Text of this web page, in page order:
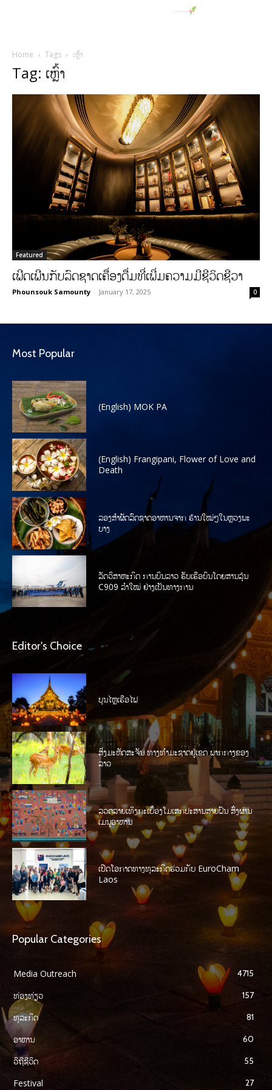
Home Tags ເຫຼົ້າ
Tag: ເຫຼົ້າ
Featured
ເພີດເພີນກັບລົດຊາດເຄື່ອງດື່ມທີ່ເພີ່ມຄວາມມີຊີວິດຊີວາ
Phounsouk Samounty - January 17, 2025 0
Most Popular
(English) MOK PA
(English) Frangipani, Flower of Love and
Death
ລອງສໍາຜັດລົດຊາດອາຫານຈາກ ຮ້ານໃໝ່ໆໃນຫຼວງພະ
ບາງ
ລັດວິສາຫະກິດ ການບິນລາວ ຮັບເຮືອບິນໂດຍສານລຸ້ນ
C909 ລໍາໃໝ່ ຢ່າງເປັນທາງການ
Editor's Choice
ບຸນໄຫຼເຮືອໄຟ
ສິ່ງມະຫັດສະຈັນ ທາງທໍາມະຊາດຢູ່ເຂດ ພາກກາງຂອງ
ລາວ
ລວດລາຍເທິງກະເບື້ອງໂມເສກປະສານສາຍຝົນ ສົ່ງຜ່ານ
ເມນູອາຫານ
ເປີດໂອກາດທາງທຸລະກິດຮ່ວມກັບ EuroCham
Laos
Popular Categories
Media Outreach 4715
ທ່ອງທ່ຽວ 157
ທຸລະກິດ 81
ອາຫານ 60
ວິຖີຊີວິດ 55
Festival 27